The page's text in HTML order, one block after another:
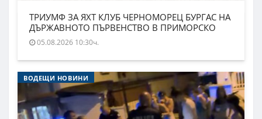
ТРИУМФ ЗА ЯХТ КЛУБ ЧЕРНОМОРЕЦ БУРГАС НА
ДЪРЖАВНОТО ПЪРВЕНСТВО В ПРИМОРСКО
05.08.2026 10:30ч.
ВОДЕЩИ НОВИНИ